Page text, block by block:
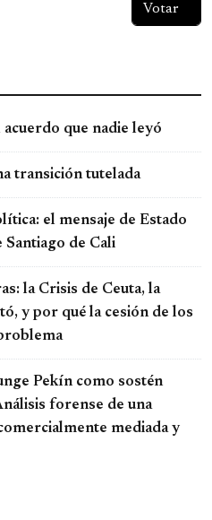
que nadie leyó
transición tutelada
el mensaje de Estado
Santiago de Cali
la Crisis de Ceuta, la
y por qué la cesión de los
Pekín como sostén
forense de una
mediada y